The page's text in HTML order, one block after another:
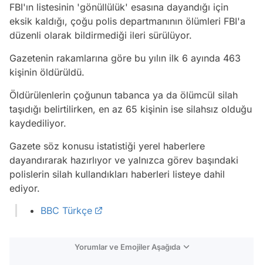
FBI'ın listesinin 'gönüllülük' esasına dayandığı için
eksik kaldığı, çoğu polis departmanının ölümleri FBI'a
düzenli olarak bildirmediği ileri sürülüyor.
Gazetenin rakamlarına göre bu yılın ilk 6 ayında 463
kişinin öldürüldü.
Öldürülenlerin çoğunun tabanca ya da ölümcül silah
taşıdığı belirtilirken, en az 65 kişinin ise silahsız olduğu
kaydediliyor.
Gazete söz konusu istatistiği yerel haberlere
dayandırarak hazırlıyor ve yalnızca görev başındaki
polislerin silah kullandıkları haberleri listeye dahil
ediyor.
BBC Türkçe
Yorumlar ve Emojiler Aşağıda